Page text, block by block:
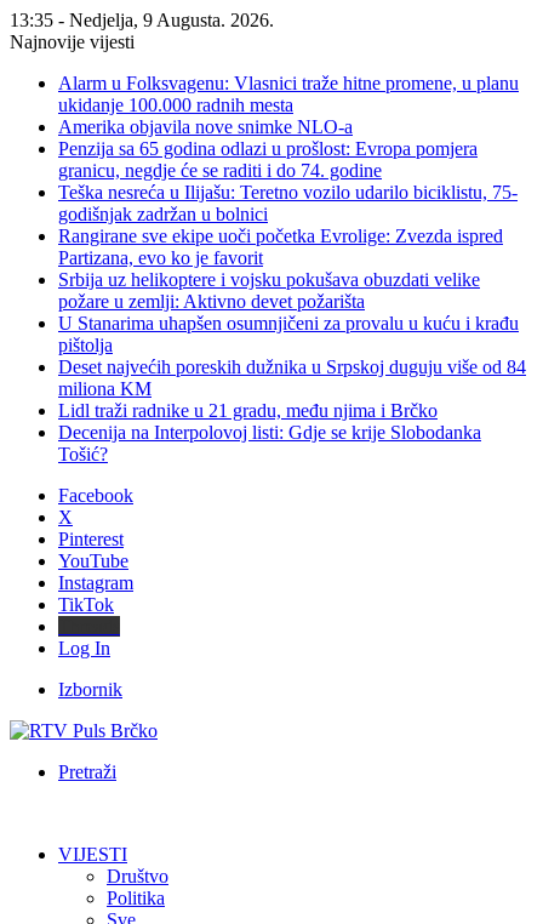
13:35 - Nedjelja, 9 Augusta. 2026.
Najnovije vijesti
Alarm u Folksvagenu: Vlasnici traže hitne promene, u planu
ukidanje 100.000 radnih mesta
Amerika objavila nove snimke NLO-a
Penzija sa 65 godina odlazi u prošlost: Evropa pomjera
granicu, negdje će se raditi i do 74. godine
Teška nesreća u Ilijašu: Teretno vozilo udarilo biciklistu, 75-
godišnjak zadržan u bolnici
Rangirane sve ekipe uoči početka Evrolige: Zvezda ispred
Partizana, evo ko je favorit
Srbija uz helikoptere i vojsku pokušava obuzdati velike
požare u zemlji: Aktivno devet požarišta
U Stanarima uhapšen osumnjičeni za provalu u kuću i krađu
pištolja
Deset najvećih poreskih dužnika u Srpskoj duguju više od 84
miliona KM
Lidl traži radnike u 21 gradu, među njima i Brčko
Decenija na Interpolovoj listi: Gdje se krije Slobodanka
Tošić?
Facebook
X
Pinterest
YouTube
Instagram
TikTok
Log In
Izbornik
Pretraži
VIJESTI
Društvo
Politika
Sve